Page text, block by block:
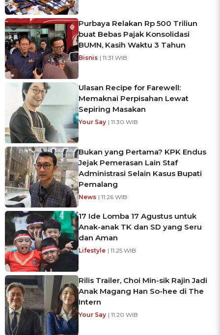
Purbaya Relakan Rp 500 Triliun
buat Bebas Pajak Konsolidasi
BUMN, Kasih Waktu 3 Tahun
Bisnis | 11:31 WIB
Ulasan Recipe for Farewell:
Memaknai Perpisahan Lewat
Sepiring Masakan
Your Say | 11:30 WIB
Bukan yang Pertama? KPK Endus
Jejak Pemerasan Lain Staf
Administrasi Selain Kasus Bupati
Pemalang
News | 11:26 WIB
17 Ide Lomba 17 Agustus untuk
Anak-anak TK dan SD yang Seru
dan Aman
Lifestyle | 11:25 WIB
Rilis Trailer, Choi Min-sik Rajin Jadi
Anak Magang Han So-hee di The
Intern
Your Say | 11:20 WIB